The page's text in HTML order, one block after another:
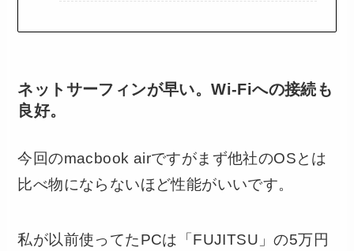
ネットサーフィンが早い。Wi-Fiへの接続も
良好。
今回のmacbook airですがまず他社のOSとは
比べ物にならないほど性能がいいです。
私が以前使ってたPCは「FUJITSU」の5万円